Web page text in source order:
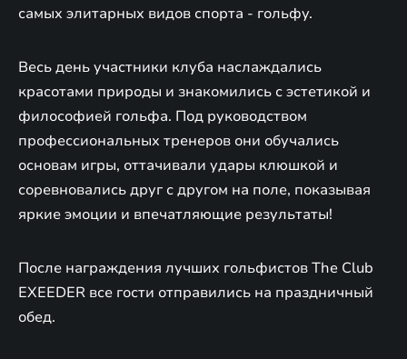
самых элитарных видов спорта - гольфу.
Весь день участники клуба наслаждались
красотами природы и знакомились с эстетикой и
философией гольфа. Под руководством
профессиональных тренеров они обучались
основам игры, оттачивали удары клюшкой и
соревновались друг с другом на поле, показывая
яркие эмоции и впечатляющие результаты!
После награждения лучших гольфистов The Club
EXEEDER все гости отправились на праздничный
обед.